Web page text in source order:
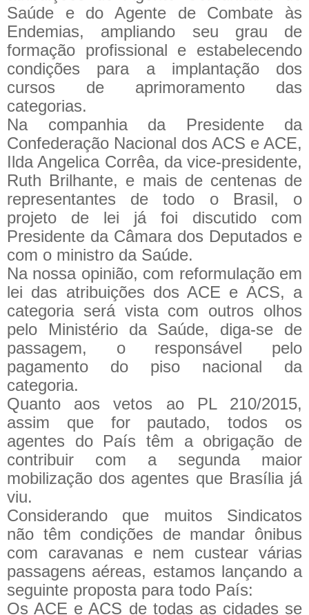
Saúde e do Agente de Combate às
Endemias, ampliando seu grau de
formação profissional e estabelecendo
condições para a implantação dos
cursos de aprimoramento das
categorias.
Na companhia da Presidente da
Confederação Nacional dos ACS e ACE,
Ilda Angelica Corrêa, da vice-presidente,
Ruth Brilhante, e mais de centenas de
representantes de todo o Brasil, o
projeto de lei já foi discutido com
Presidente da Câmara dos Deputados e
com o ministro da Saúde.
Na nossa opinião, com reformulação em
lei das atribuições dos ACE e ACS, a
categoria será vista com outros olhos
pelo Ministério da Saúde, diga-se de
passagem, o responsável pelo
pagamento do piso nacional da
categoria.
Quanto aos vetos ao PL 210/2015,
assim que for pautado, todos os
agentes do País têm a obrigação de
contribuir com a segunda maior
mobilização dos agentes que Brasília já
viu.
Considerando que muitos Sindicatos
não têm condições de mandar ônibus
com caravanas e nem custear várias
passagens aéreas, estamos lançando a
seguinte proposta para todo País:
Os ACE e ACS de todas as cidades se